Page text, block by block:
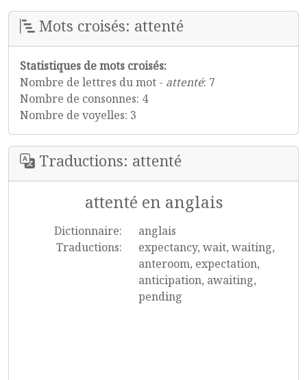
Mots croisés: attenté
Statistiques de mots croisés:
Nombre de lettres du mot - attenté: 7
Nombre de consonnes: 4
Nombre de voyelles: 3
Traductions: attenté
attenté en anglais
Dictionnaire:
anglais
Traductions:
expectancy, wait, waiting,
anteroom, expectation,
anticipation, awaiting,
pending